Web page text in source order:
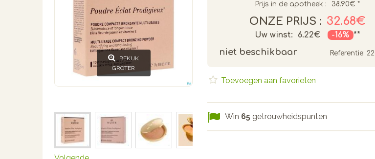
BEKIJK
GROTER
Prijs in de apotheek : 38.90€ *
ONZE PRIJS : 32.68€
Uw winst: 6.22€ -16% **
niet beschikbaar Referentie:
Toevoegen aan favorieten
Win 65 getrouwheidspunten